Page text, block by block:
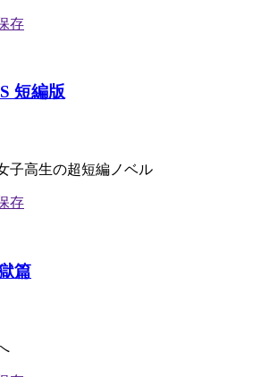
短編版
子高生の超短編ノベル
篇